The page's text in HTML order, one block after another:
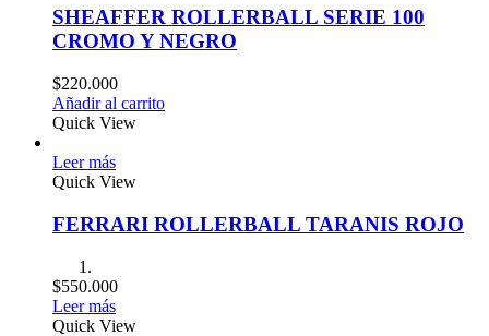
SHEAFFER ROLLERBALL SERIE 100
CROMO Y NEGRO
$220.000
Añadir al carrito
Quick View
Leer más
Quick View
FERRARI ROLLERBALL TARANIS ROJO
$550.000
Leer más
Quick View